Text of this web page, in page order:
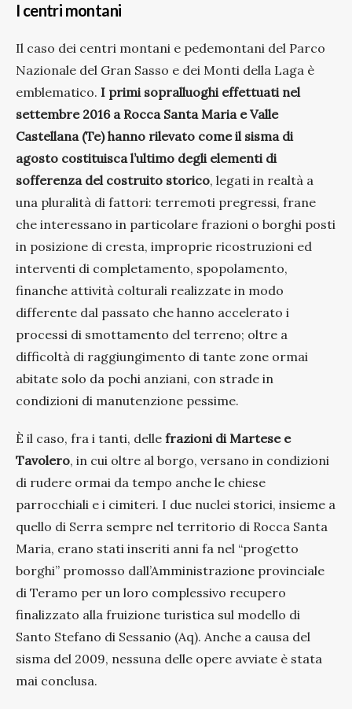
I centri montani
Il caso dei centri montani e pedemontani del Parco
Nazionale del Gran Sasso e dei Monti della Laga è
emblematico. I primi sopralluoghi effettuati nel
settembre 2016 a Rocca Santa Maria e Valle
Castellana (Te) hanno rilevato come il sisma di
agosto costituisca l’ultimo degli elementi di
sofferenza del costruito storico, legati in realtà a
una pluralità di fattori: terremoti pregressi, frane
che interessano in particolare frazioni o borghi posti
in posizione di cresta, improprie ricostruzioni ed
interventi di completamento, spopolamento,
finanche attività colturali realizzate in modo
differente dal passato che hanno accelerato i
processi di smottamento del terreno; oltre a
difficoltà di raggiungimento di tante zone ormai
abitate solo da pochi anziani, con strade in
condizioni di manutenzione pessime.
È il caso, fra i tanti, delle frazioni di Martese e
Tavolero, in cui oltre al borgo, versano in condizioni
di rudere ormai da tempo anche le chiese
parrocchiali e i cimiteri. I due nuclei storici, insieme a
quello di Serra sempre nel territorio di Rocca Santa
Maria, erano stati inseriti anni fa nel “progetto
borghi” promosso dall’Amministrazione provinciale
di Teramo per un loro complessivo recupero
finalizzato alla fruizione turistica sul modello di
Santo Stefano di Sessanio (Aq). Anche a causa del
sisma del 2009, nessuna delle opere avviate è stata
mai conclusa.